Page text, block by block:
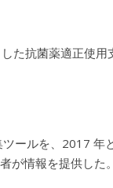
た抗菌薬適正使用
ールを、2017 年
が情報を提供した。